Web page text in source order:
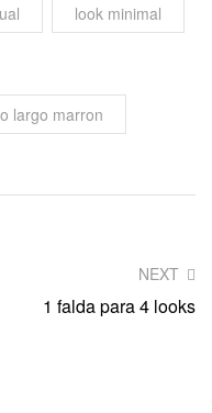
look minimal
largo marron
NEXT
1 falda para 4 looks